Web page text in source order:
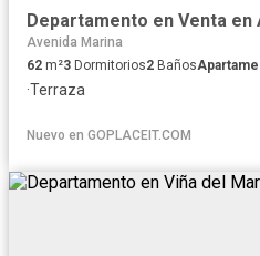
Avenida Marina
62 m²3 Dormitorios2 Baños
·Terraza
Nuevo en GOPLACEIT.COM